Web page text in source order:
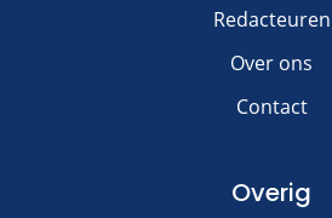
Redacteuren
Over ons
Contact
Overig